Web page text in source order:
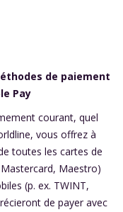
de paiement
Pay
courant, quel
vous offrez à
toutes les cartes de
Maestro)
(p. ex. TWINT,
de payer avec